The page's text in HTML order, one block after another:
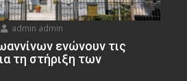
admin admin
ενώνουν τις
τη στήριξη των